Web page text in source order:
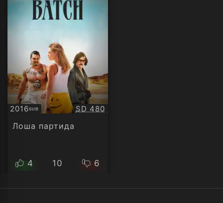
2016SUB
Субтитри Качество:
SD 480
Лоша партида
4 10 6